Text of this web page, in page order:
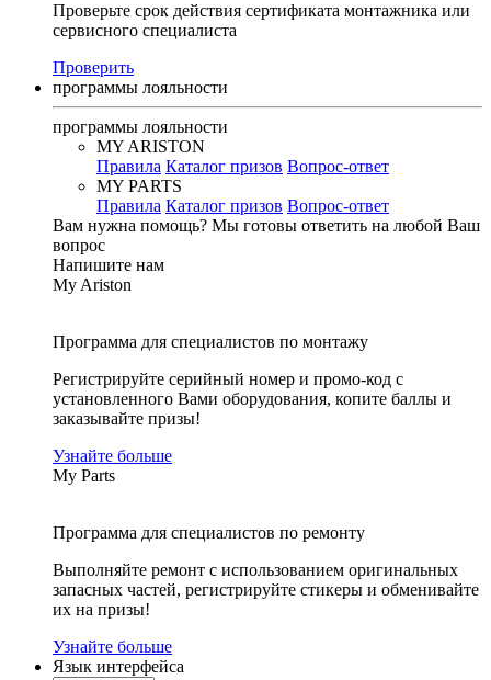
Проверьте срок действия сертификата монтажника или
сервисного специалиста
Проверить
программы лояльности
программы лояльности
MY ARISTON
Правила Каталог призов Вопрос-ответ
MY PARTS
Правила Каталог призов Вопрос-ответ
Вам нужна помощь? Мы готовы ответить на любой Ваш
вопрос
Напишите нам
My Ariston
Программа для специалистов по монтажу
Регистрируйте серийный номер и промо-код с
установленного Вами оборудования, копите баллы и
заказывайте призы!
Узнайте больше
My Parts
Программа для специалистов по ремонту
Выполняйте ремонт с использованием оригинальных
запасных частей, регистрируйте стикеры и обменивайте
их на призы!
Узнайте больше
Язык интерфейса